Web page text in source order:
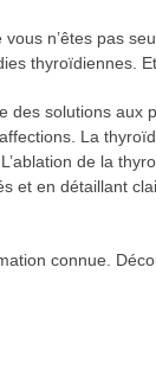
n’êtes pas
thyroïdiennes.
des solutions
La
de la
et en détaillant
connue.